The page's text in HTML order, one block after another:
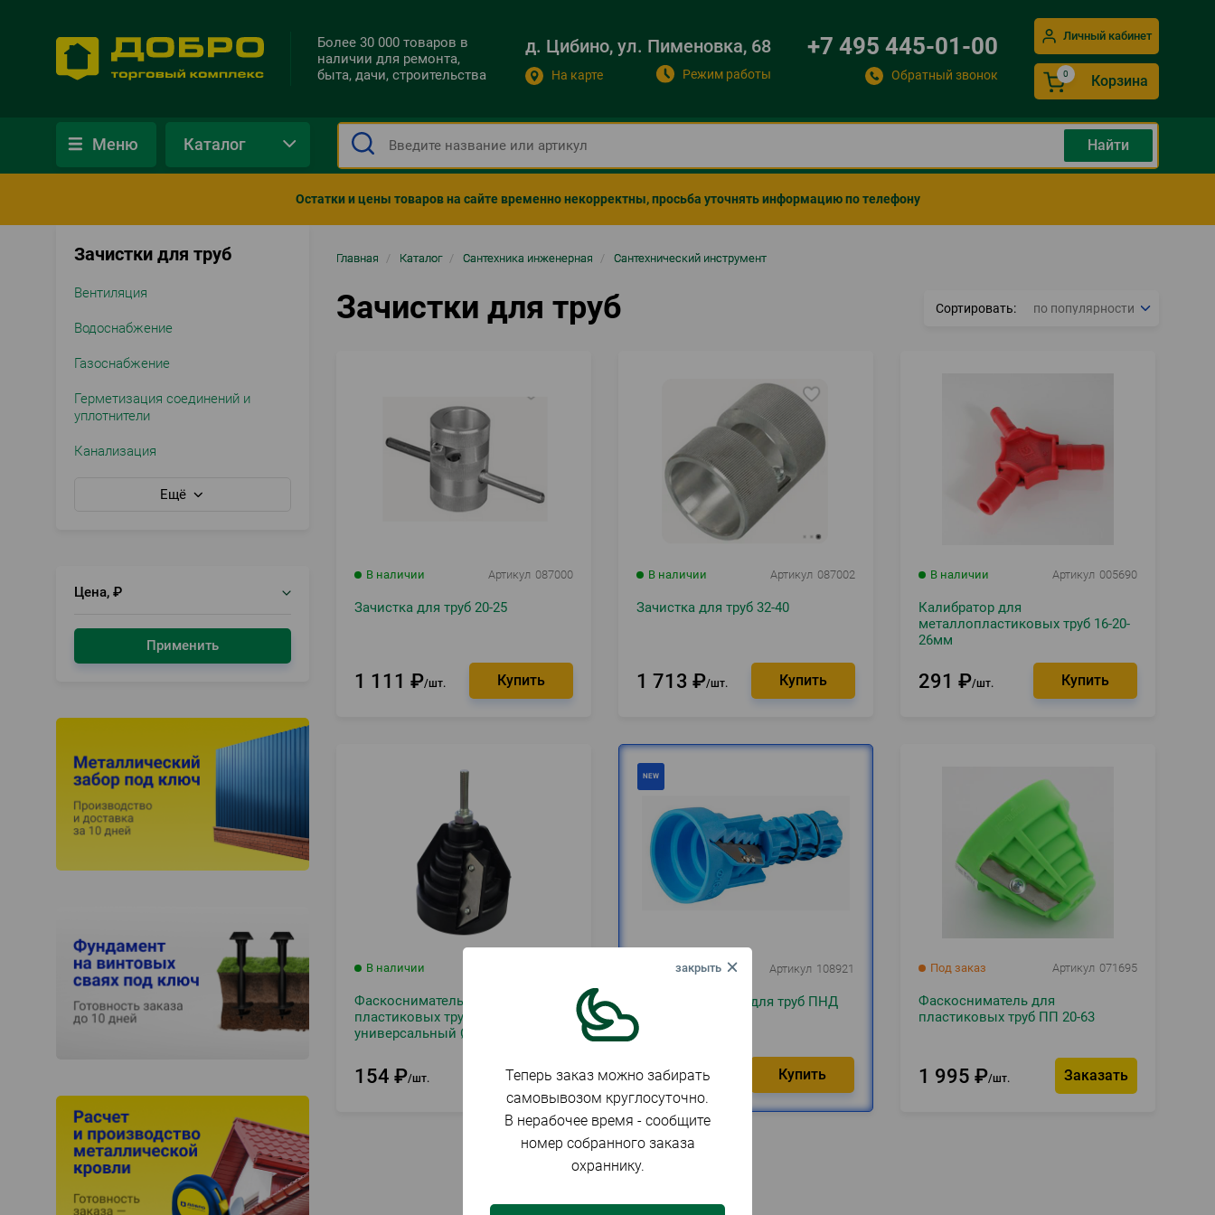
Более 30 000 товаров в
наличии для ремонта,
быта, дачи, строительства
д. Цибино, ул. Пименовка, 68
На карте Режим работы
+7 495 445-01-00
Обратный звонок
Личный кабинет
Корзина
Меню Каталог
Остатки и цены товаров на сайте временно некорректны, просьба уточнять информацию по телефону
Зачистки для труб
Вентиляция
Водоснабжение
Газоснабжение
Герметизация соединений и
уплотнители
Канализация
Ещё
Цена, ₽
Применить
Строка
навигации
Главная / Каталог / Сантехника инженерная / Сантехнический инструмент
Зачистки для труб Сортировать
В наличии Артикул 087000
Зачистка для труб 20-25
1 111 ₽ шт.
В наличии Артикул 087002
Зачистка для труб 32-40
1 713 ₽ шт.
В наличии Артикул 005690
Калибратор для
металлопластиковых труб 16-20-
26мм
291 ₽ шт.
В наличии
Фаскосниматель для
пластиковых труб
универсальный Ø20-63 под
154 ₽ шт.
В наличии Артикул 108921
Фаскосниматель для труб ПНД
16-50 Джилекс
593 ₽ шт.
Под заказ Артикул 071695
Фаскосниматель для
пластиковых труб ПП 20-63
1 995 ₽ шт. Заказать
Теперь заказ можно забирать
самовывозом круглосуточно.
В нерабочее время - сообщите
номер собранного заказа
охраннику.